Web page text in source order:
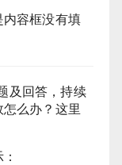
容框没有填
及回答，持续
么办？这里